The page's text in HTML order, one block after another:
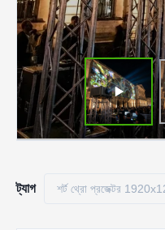
ট্যাগ শর্ট থ্রো প্রজেক্টর